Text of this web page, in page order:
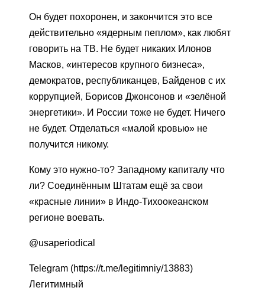
Он будет похоронен, и закончится это все
действительно «ядерным пеплом», как любят
говорить на ТВ. Не будет никаких Илонов
Масков, «интересов крупного бизнеса»,
демократов, республиканцев, Байденов с их
коррупцией, Борисов Джонсонов и «зелёной
энергетики». И России тоже не будет. Ничего
не будет. Отделаться «малой кровью» не
получится никому.
Кому это нужно-то? Западному капиталу что
ли? Соединённым Штатам ещё за свои
«красные линии» в Индо-Тихоокеанском
регионе воевать.
@usaperiodical
Telegram (https://t.me/legitimniy/13883)
Легитимный